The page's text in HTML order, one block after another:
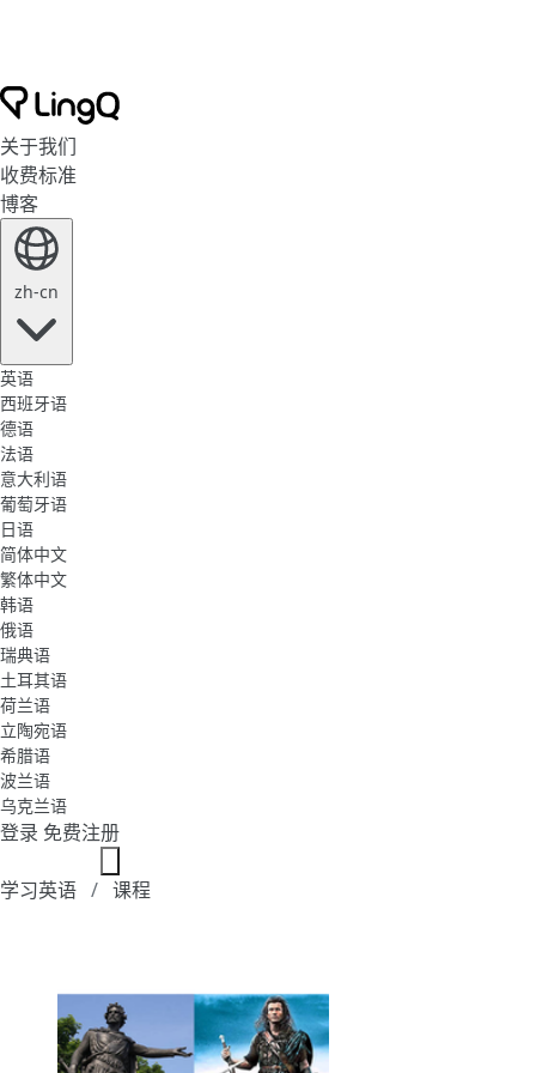
关于我们
收费标准
博客
zh-cn
英语
西班牙语
德语
法语
意大利语
葡萄牙语
日语
简体中文
繁体中文
韩语
俄语
瑞典语
土耳其语
荷兰语
立陶宛语
希腊语
波兰语
乌克兰语
登录 免费注册
学习英语 课程